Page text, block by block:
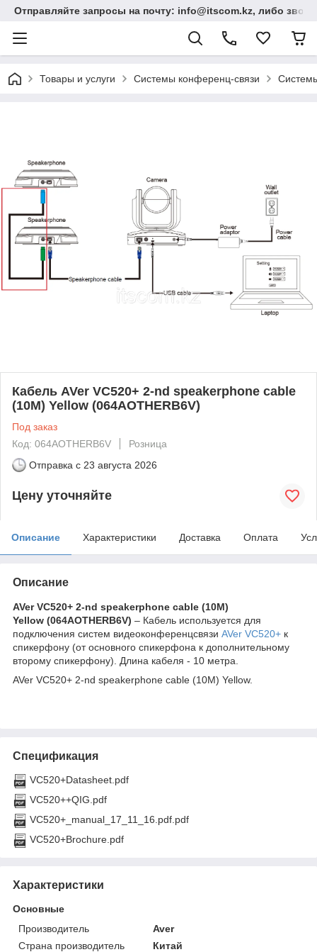
Отправляйте запросы на почту: info@itscom.kz, либо
Товары и услуги Системы конференц-связи
Кабель AVer VC520+ 2-nd speakerphone cable
(10M) Yellow (064AOTHERB6V)
Под заказ
Код: 064AOTHERB6V
Розница
Отправка с 23 августа 2026
Цену уточняйте
Описание Характеристики Доставка Оплата
Описание
AVer VC520+ 2-nd speakerphone cable (10M)
Yellow (064AOTHERB6V) – Кабель используется для
подключения систем видеоконференцсвязи AVer VC520+ к
спикерфону (от основного спикерфона к дополнительному
второму спикерфону). Длина кабеля - 10 метра.
AVer VC520+ 2-nd speakerphone cable (10M) Yellow.
Спецификация
VC520+Datasheet.pdf
VC520++QIG.pdf
VC520+_manual_17_11_16.pdf.pdf
VC520+Brochure.pdf
Характеристики
Основные
Производитель
Aver
Страна производитель
Китай